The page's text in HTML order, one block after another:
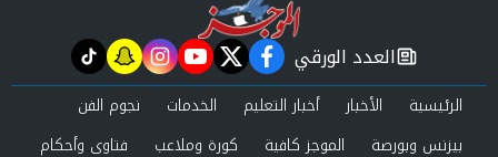
newspaper
العدد الورقي facebook
twitter
youtube
instagram
snapchat
tiktok
الرئيسية الأخبار أخبار التعليم الخدمات
نجوم الفن
بيزنس وبورصة
الموجز كافية كورة وملاعب فتاوى وأحكام